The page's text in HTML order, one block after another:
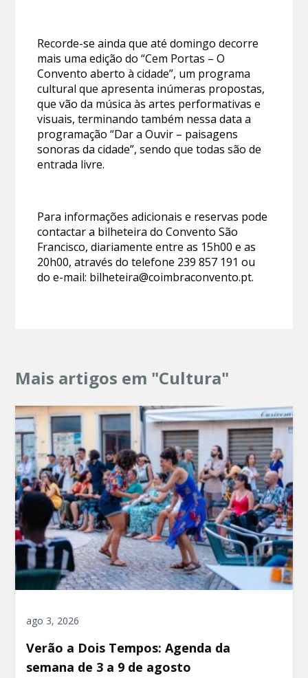
Recorde-se ainda que até domingo decorre
mais uma edição do “Cem Portas – O
Convento aberto à cidade”, um programa
cultural que apresenta inúmeras propostas,
que vão da música às artes performativas e
visuais, terminando também nessa data a
programação “Dar a Ouvir – paisagens
sonoras da cidade”, sendo que todas são de
entrada livre.
Para informações adicionais e reservas pode
contactar a bilheteira do Convento São
Francisco, diariamente entre as 15h00 e as
20h00, através do telefone 239 857 191 ou
do e-mail: bilheteira@coimbraconvento.pt.
Mais artigos em "Cultura"
ago 3, 2026
Verão a Dois Tempos: Agenda da
semana de 3 a 9 de agosto